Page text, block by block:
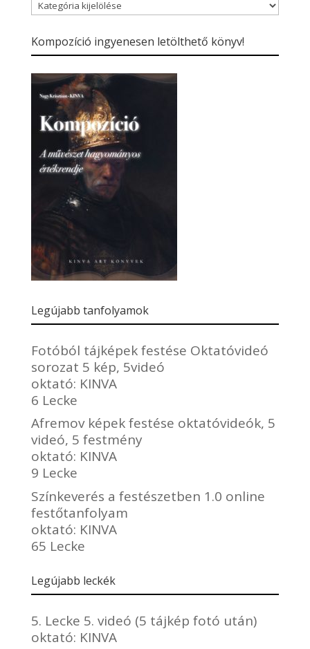
kategóriái
Kompozíció ingyenesen letölthető könyv!
Legújabb tanfolyamok
Fotóból tájképek festése Oktatóvideó
sorozat 5 kép, 5videó
oktató: KINVA
6 Lecke
Afremov képek festése oktatóvideók, 5
videó, 5 festmény
oktató: KINVA
9 Lecke
Színkeverés a festészetben 1.0 online
festőtanfolyam
oktató: KINVA
65 Lecke
Legújabb leckék
5. Lecke 5. videó (5 tájkép fotó után)
oktató: KINVA